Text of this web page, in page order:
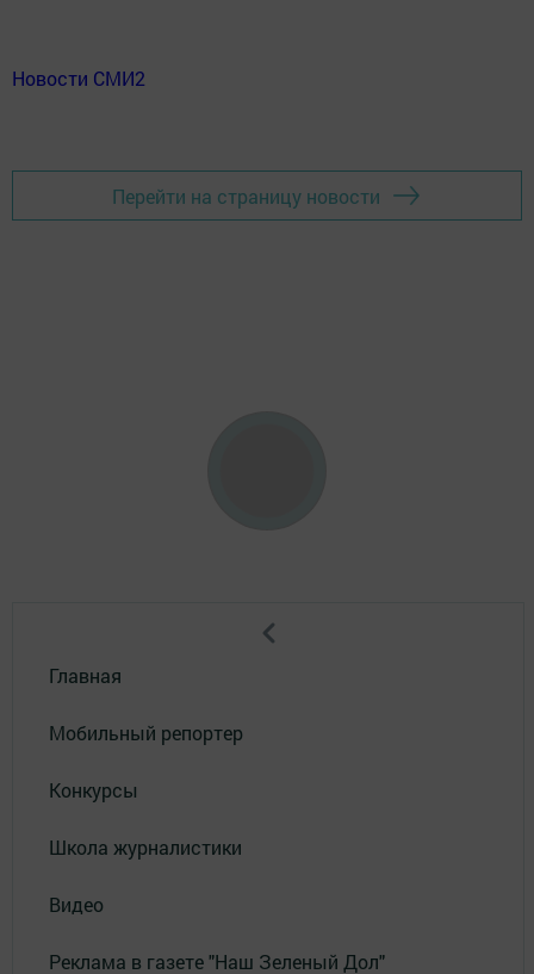
Новости СМИ2
Перейти на страницу новости
Главная
Мобильный репортер
Конкурсы
Школа журналистики
Видео
Реклама в газете "Наш Зеленый Дол"